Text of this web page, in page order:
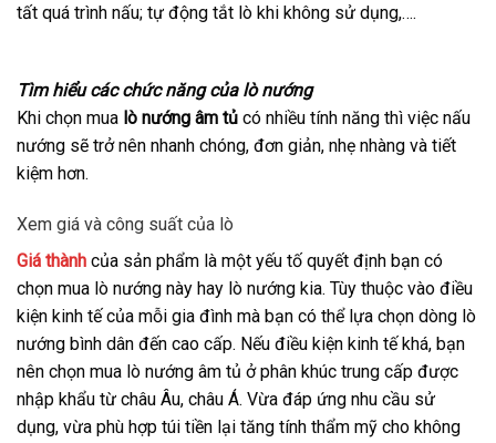
tất quá trình nấu; tự động tắt lò khi không sử dụng,….
Tìm hiểu các chức năng của lò nướng
Khi chọn mua lò nướng âm tủ có nhiều tính năng thì việc nấu
nướng sẽ trở nên nhanh chóng, đơn giản, nhẹ nhàng và tiết
kiệm hơn.
Xem giá và công suất của lò
Giá thành của sản phẩm là một yếu tố quyết định bạn có
chọn mua lò nướng này hay lò nướng kia. Tùy thuộc vào điều
kiện kinh tế của mỗi gia đình mà bạn có thể lựa chọn dòng lò
nướng bình dân đến cao cấp. Nếu điều kiện kinh tế khá, bạn
nên chọn mua lò nướng âm tủ ở phân khúc trung cấp được
nhập khẩu từ châu Âu, châu Á. Vừa đáp ứng nhu cầu sử
dụng, vừa phù hợp túi tiền lại tăng tính thẩm mỹ cho không